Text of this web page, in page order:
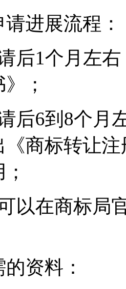
进展流程：
后1个月左
；
后6到8个月
《商标转让
以在商标局
资料：